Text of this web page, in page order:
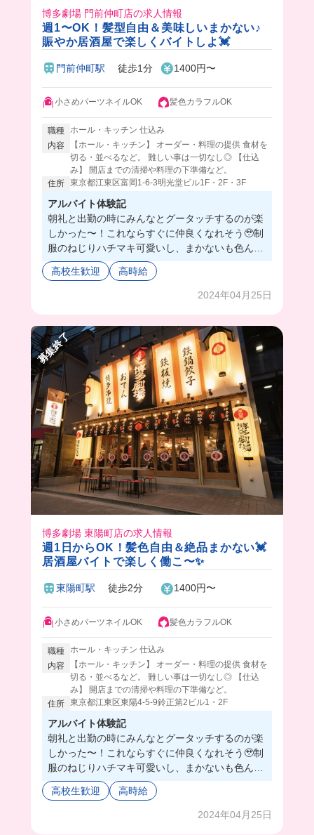
博多劇場 門前仲町店の求人情報
週1〜OK！髪型自由＆美味しいまかない♪
賑やか居酒屋で楽しくバイトしよ💓
門前仲町駅 徒歩1分 1400円〜
小さめパーツネイルOK 髪色カラフルOK
職種
ホール・キッチン 仕込み
内容
【ホール・キッチン】 オーダー・料理の提供 食材を
切る・並べるなど。 難しい事は一切なし◎ 【仕込
み】 開店までの清掃や料理の下準備など。
住所 東京都江東区富岡1-6-3明光堂ビル1F・2F・3F
アルバイト体験記
朝礼と出勤の時にみんなとグータッチするのが楽
しかった〜！これならすぐに仲良くなれそう🥹制
服のねじりハチマキ可愛いし、まかないも色んな
の出てくるから最高だよ！賑やかな居酒屋だから
楽しくてバイトの時間過ぎるの早そう！笑みんな
高校生歓迎 高時給
2024年04月25日
募集終了
博多劇場 東陽町店の求人情報
週1日からOK！髪色自由＆絶品まかない💓
居酒屋バイトで楽しく働こ〜✨
東陽町駅 徒歩2分 1400円〜
小さめパーツネイルOK 髪色カラフルOK
職種 ホール・キッチン 仕込み
内容
【ホール・キッチン】 オーダー・料理の提供 食材を
切る・並べるなど。 難しい事は一切なし◎ 【仕込
み】 開店までの清掃や料理の下準備など。
住所 東京都江東区東陽4-5-9鈴正第2ビル1・2F
アルバイト体験記
朝礼と出勤の時にみんなとグータッチするのが楽
しかった〜！これならすぐに仲良くなれそう🥹制
服のねじりハチマキ可愛いし、まかないも色んな
の出てくるから最高だよ！賑やかな居酒屋だから
楽しくてバイトの時間過ぎるの早そう！笑みんな
高校生歓迎 高時給
2024年04月25日